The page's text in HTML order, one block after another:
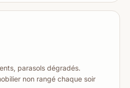
parasols dégradés.
non rangé chaque soir